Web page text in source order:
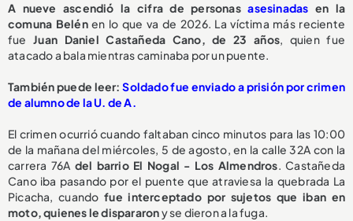
A nueve ascendió la cifra de personasasesinadas en la
comuna Belénen lo que va de 2026. La víctima más reciente
fueJuan Daniel Castañeda Cano, de 23 años, quien fue
atacado a bala mientras caminaba por un puente.
También puede leer:Soldado fue enviado a prisión por crimen
de alumno de la U. de A.
El crimen ocurrió cuando faltaban cinco minutos para las 10:00
de la mañana del miércoles, 5 de agosto, en la calle 32A con la
carrera 76A del barrio El Nogal - Los Almendros. Castañeda
Cano iba pasando por el puente que atraviesa la quebrada La
Picacha, cuandofue interceptado por sujetos que iban en
moto, quienes le dispararony se dieron a la fuga.